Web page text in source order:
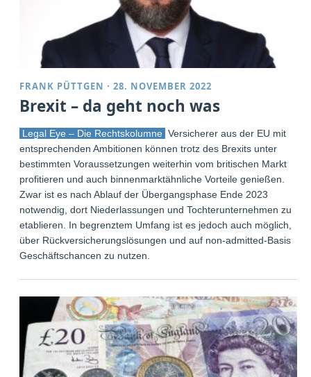
FRANK PÜTTGEN ·28. NOVEMBER 2022
Brexit – da geht noch was
Legal Eye – Die Rechtskolumne Versicherer aus der EU mit
entsprechenden Ambitionen können trotz des Brexits unter
bestimmten Voraussetzungen weiterhin vom britischen Markt
profitieren und auch binnenmarktähnliche Vorteile genießen.
Zwar ist es nach Ablauf der Übergangsphase Ende 2023
notwendig, dort Niederlassungen und Tochterunternehmen zu
etablieren. In begrenztem Umfang ist es jedoch auch möglich,
über Rückversicherungslösungen und auf non-admitted-Basis
Geschäftschancen zu nutzen.